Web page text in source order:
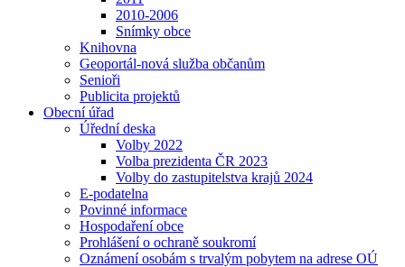
2010-2006
Snímky obce
Knihovna
Geoportál-nová služba občanům
Senioři
Publicita projektů
Obecní úřad
Úřední deska
Volby 2022
Volba prezidenta ČR 2023
Volby do zastupitelstva krajů 2024
E-podatelna
Povinné informace
Hospodaření obce
Prohlášení o ochraně soukromí
Oznámení osobám s trvalým pobytem na adrese OÚ